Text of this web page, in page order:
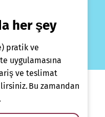
her şey
pratik ve
uygulamasına
ve teslimat
Bu zamandan